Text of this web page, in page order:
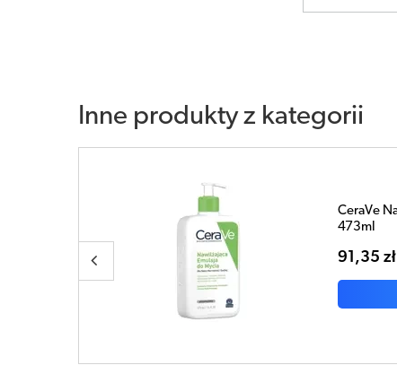
Inne produkty z kategorii
CeraVe
51,85 zł